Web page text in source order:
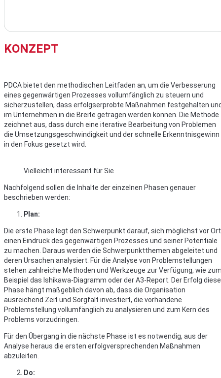
KONZEPT
PDCA bietet den methodischen Leitfaden an, um die Verbesserung
eines gegenwärtigen Prozesses vollumfänglich zu steuern und
sicherzustellen, dass erfolgserprobte Maßnahmen festgehalten
im Unternehmen in die Breite getragen werden können. Die Methode
zeichnet aus, dass durch eine iterative Bearbeitung von Problemen
die Umsetzungsgeschwindigkeit und der schnelle Erkenntnisgewinn
in den Fokus gesetzt wird.
Vielleicht interessant für Sie
Nachfolgend sollen die Inhalte der einzelnen Phasen genauer
beschrieben werden:
Plan:
Die erste Phase legt den Schwerpunkt darauf, sich möglichst vor Ort
einen Eindruck des gegenwärtigen Prozesses und seiner Potentiale
zu machen. Daraus werden die Schwerpunktthemen abgeleitet und
deren Ursachen analysiert. Für die Analyse von Problemstellungen
stehen zahlreiche Methoden und Werkzeuge zur Verfügung, wie
Beispiel das Ishikawa-Diagramm oder der A3-Report. Der Erfolg
Phase hängt maßgeblich davon ab, dass die Organisation
ausreichend Zeit und Sorgfalt investiert, die vorhandene
Problemstellung vollumfänglich zu analysieren und zum Kern des
Problems vorzudringen.
Für den Übergang in die nächste Phase ist es notwendig, aus der
Analyse heraus die ersten erfolgversprechenden Maßnahmen
abzuleiten.
Do: